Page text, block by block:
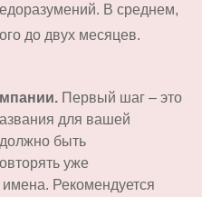
В среднем,
до двух месяцев.
Первый шаг – это
для вашей
быть
уже
Рекомендуется